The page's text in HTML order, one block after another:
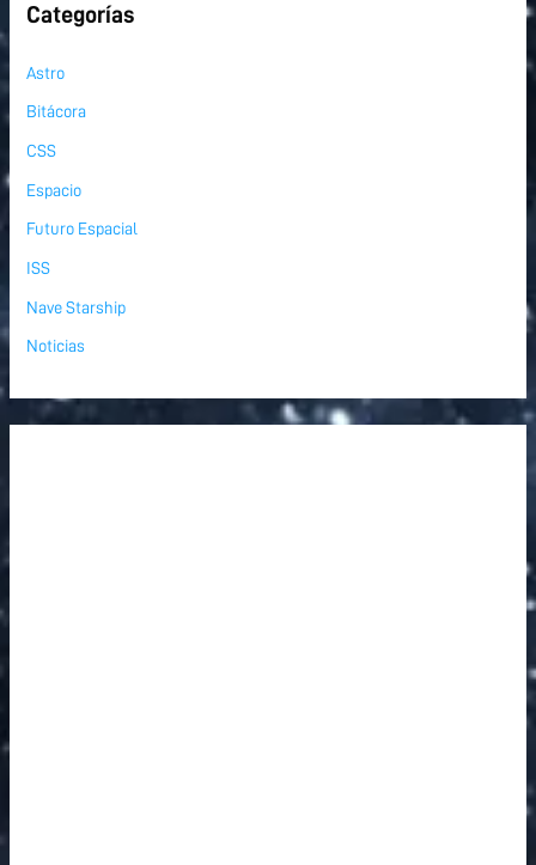
Categorías
Astro
Bitácora
CSS
Espacio
Futuro Espacial
ISS
Nave Starship
Noticias